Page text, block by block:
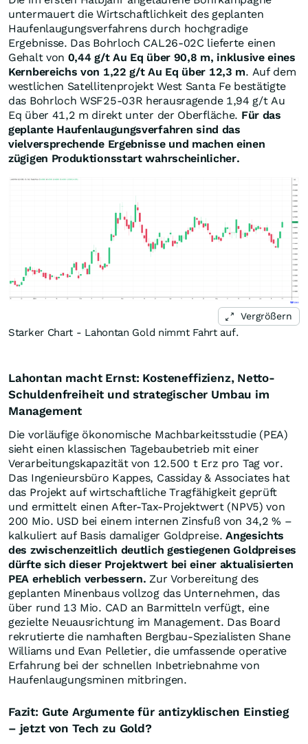
untermauert die Wirtschaftlichkeit des geplanten
Haufenlaugungsverfahrens durch hochgradige
Ergebnisse. Das Bohrloch CAL26-02C lieferte einen
Gehalt von 0,44 g/t Au Eq über 90,8 m, inklusive eines
Kernbereichs von 1,22 g/t Au Eq über 12,3 m. Auf dem
westlichen Satellitenprojekt West Santa Fe bestätigte
das Bohrloch WSF25-03R herausragende 1,94 g/t Au
Eq über 41,2 m direkt unter der Oberfläche. Für das
geplante Haufenlaugungsverfahren sind das
vielversprechende Ergebnisse und machen einen
zügigen Produktionsstart wahrscheinlicher.
Vergrößern
Starker Chart - Lahontan Gold nimmt Fahrt auf.
Lahontan macht Ernst: Kosteneffizienz, Netto-
Schuldenfreiheit und strategischer Umbau im
Management
Die vorläufige ökonomische Machbarkeitsstudie (PEA)
sieht einen klassischen Tagebaubetrieb mit einer
Verarbeitungskapazität von 12.500 t Erz pro Tag vor.
Das Ingenieursbüro Kappes, Cassiday & Associates hat
das Projekt auf wirtschaftliche Tragfähigkeit geprüft
und ermittelt einen After-Tax-Projektwert (NPV5) von
200 Mio. USD bei einem internen Zinsfuß von 34,2 % –
kalkuliert auf Basis damaliger Goldpreise.Angesichts
des zwischenzeitlich deutlich gestiegenen Goldpreises
dürfte sich dieser Projektwert bei einer aktualisierten
PEA erheblich verbessern. Zur Vorbereitung des
geplanten Minenbaus vollzog das Unternehmen, das
über rund 13 Mio. CAD an Barmitteln verfügt, eine
gezielte Neuausrichtung im Management. Das Board
rekrutierte die namhaften Bergbau-Spezialisten Shane
Williams und Evan Pelletier, die umfassende operative
Erfahrung bei der schnellen Inbetriebnahme von
Haufenlaugungsminen mitbringen.
Fazit: Gute Argumente für antizyklischen Einstieg
– jetzt von Tech zu Gold?